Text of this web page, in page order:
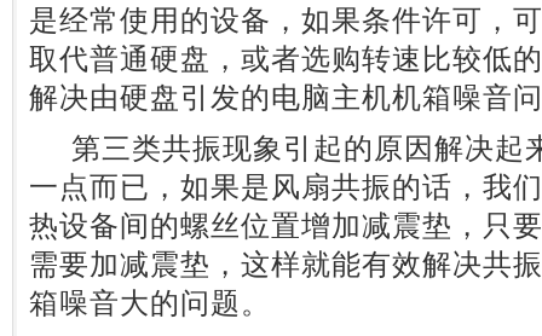
是经常使用的设备，如果条件许可，
取代普通硬盘，或者选购转速比较低
解决由硬盘引发的电脑主机机箱噪音
第三类共振现象引起的原因解决起
一点而已，如果是风扇共振的话，我
热设备间的螺丝位置增加减震垫，只
需要加减震垫，这样就能有效解决共
箱噪音大的问题。